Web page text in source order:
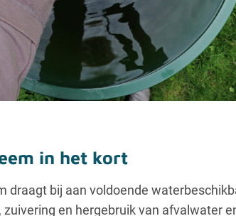
in het kort
draagt bij aan voldoende
en hergebruik van afvalwater